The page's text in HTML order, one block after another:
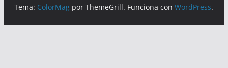
Tema: ColorMag por ThemeGrill. Funciona conWordPress.